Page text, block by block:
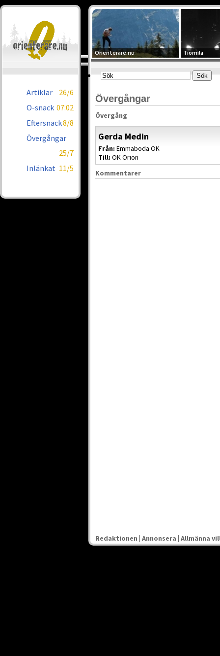
Artiklar
26/6
O-snack 07:02
Eftersnack8/8
Övergångar
25/7
Inlänkat 11/5
Orienterare.nu Tiomila
Övergångar
Övergång
Gerda Medin
Från: Emmaboda OK
Till: OK Orion
Kommentarer
Redaktionen | Annonsera | Allmänna